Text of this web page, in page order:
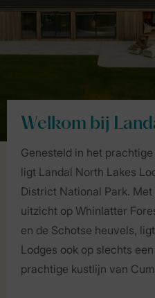
Welkom bij
Genesteld in het
ligt Landal North Lakes
District National Park.
uitzicht op Whinlatter
en de Schotse heuvels,
Lodges ook op slechts
prachtige kustlijn van